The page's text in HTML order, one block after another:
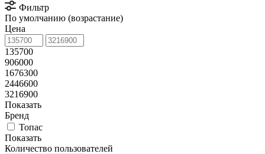
Фильтр
По умолчанию (возрастание)
Цена
135700
906000
1676300
2446600
3216900
Показать
Бренд
Топас
Показать
Количество пользователей